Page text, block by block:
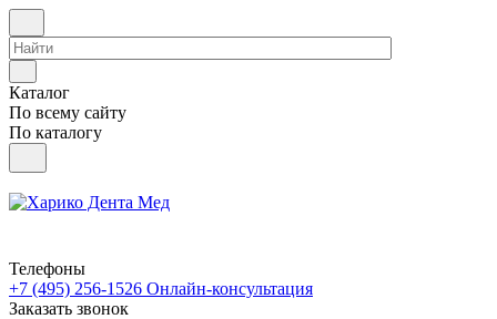
Каталог
По всему сайту
По каталогу
Телефоны
+7 (495) 256-1526 Онлайн-консультация
Заказать звонок